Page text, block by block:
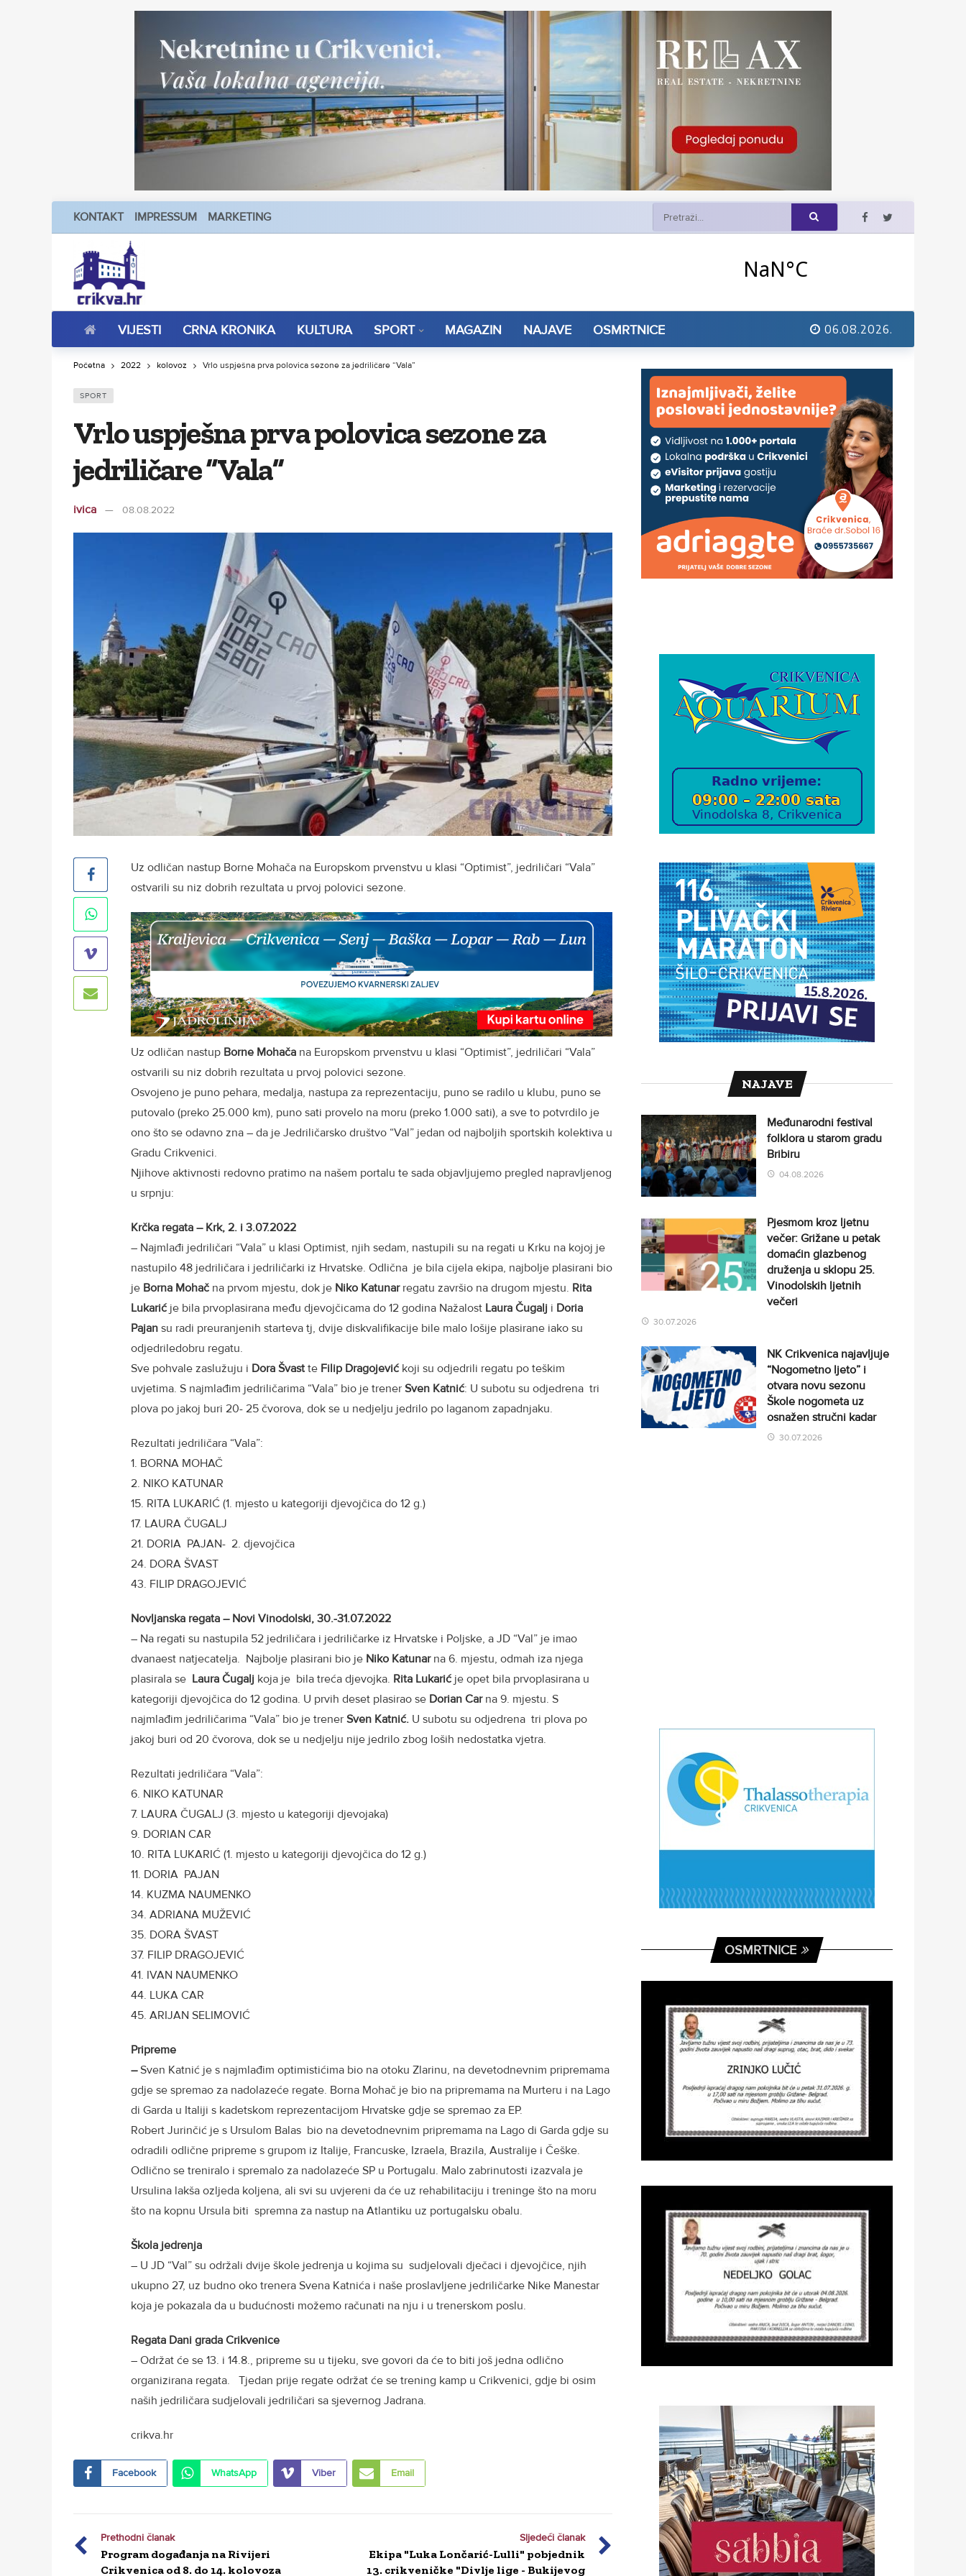
KONTAKT IMPRESSUM MARKETING
VIJESTI CRNA KRONIKA KULTURA SPORT MAGAZIN NAJAVE OSMRTNICE 06.08.2026.
Početna 2022 kolovoz Vrlo uspješna prva polovica sezone za jedriličare “Vala”
SPORT
Vrlo uspješna prva polovica sezone za
jedriličare “Vala”
ivica 08.08.2022
Uz odličan nastup Borne Mohača na Europskom prvenstvu u klasi “Optimist”, jedriličari “Vala”
ostvarili su niz dobrih rezultata u prvoj polovici sezone.
Uz odličan nastup Borne Mohača na Europskom prvenstvu u klasi “Optimist”, jedriličari “Vala”
ostvarili su niz dobrih rezultata u prvoj polovici sezone.
Osvojeno je puno pehara, medalja, nastupa za reprezentaciju, puno se radilo u klubu, puno se
putovalo (preko 25.000 km), puno sati provelo na moru (preko 1.000 sati), a sve to potvrdilo je
ono što se odavno zna – da je Jedriličarsko društvo “Val” jedan od najboljih sportskih kolektiva u
Gradu Crikvenici.
Njihove aktivnosti redovno pratimo na našem portalu te sada objavljujemo pregled napravljenog
u srpnju:
Krčka regata – Krk, 2. i 3.07.2022
– Najmlađi jedriličari “Vala” u klasi Optimist, njih sedam, nastupili su na regati u Krku na kojoj je
nastupilo 48 jedriličara i jedriličarki iz Hrvatske. Odlična je bila cijela ekipa, najbolje plasirani bio
je Borna Mohač na prvom mjestu, dok je Niko Katunarregatu završio na drugom mjestu. Rita
Lukarićje bila prvoplasirana među djevojčicama do 12 godina Nažalost Laura Čugalj i Doria
Pajan su radi preuranjenih starteva tj, dvije diskvalifikacije bile malo lošije plasirane iako su
odjedriledobru regatu.
Sve pohvale zaslužuju i Dora Švast te Filip Dragojevićkoji su odjedrili regatu po teškim
uvjetima. S najmlađim jedriličarima “Vala” bio je trener Sven Katnić: U subotu su odjedrena tri
plova po jakoj buri 20- 25 čvorova, dok se u nedjelju jedrilo po laganom zapadnjaku.
Rezultati jedriličara “Vala”:
1. BORNA MOHAČ
2. NIKO KATUNAR
15. RITA LUKARIĆ (1. mjesto u kategoriji djevojčica do 12 g.)
17. LAURA ČUGALJ
21. DORIA PAJAN- 2. djevojčica
24. DORA ŠVAST
43. FILIP DRAGOJEVIĆ
Novljanska regata – Novi Vinodolski, 30.-31.07.2022
– Na regati su nastupila 52 jedriličara i jedriličarke iz Hrvatske i Poljske, a JD “Val” je imao
dvanaest natjecatelja. Najbolje plasirani bio je Niko Katunarna 6. mjestu, odmah iza njega
plasirala se Laura Čugalj koja je bila treća djevojka. Rita Lukarićje opet bila prvoplasirana u
kategoriji djevojčica do 12 godina. U prvih deset plasirao se Dorian Carna 9. mjestu. S
najmlađim jedriličarima “Vala” bio je trener Sven Katnić. U subotu su odjedrena tri plova po
jakoj buri od 20 čvorova, dok se u nedjelju nije jedrilo zbog loših nedostatka vjetra.
Rezultati jedriličara “Vala”:
6. NIKO KATUNAR
7. LAURA ČUGALJ (3. mjesto u kategoriji djevojaka)
9. DORIAN CAR
10. RITA LUKARIĆ (1. mjesto u kategoriji djevojčica do 12 g.)
11. DORIA PAJAN
14. KUZMA NAUMENKO
34. ADRIANA MUŽEVIĆ
35. DORA ŠVAST
37. FILIP DRAGOJEVIĆ
41. IVAN NAUMENKO
44. LUKA CAR
45. ARIJAN SELIMOVIĆ
Pripreme
–Sven Katnić je s najmlađim optimistićima bio na otoku Zlarinu, na devetodnevnim pripremama
gdje se spremao za nadolazeće regate. Borna Mohač je bio na pripremama na Murteru i na Lago
di Garda u Italiji s kadetskom reprezentacijom Hrvatske gdje se spremao za EP.
Robert Jurinčić je s Ursulom Balas bio na devetodnevnim pripremama na Lago di Garda gdje su
odradili odlične pripreme s grupom iz Italije, Francuske, Izraela, Brazila, Australije i Češke.
Odlično se treniralo i spremalo za nadolazeće SP u Portugalu. Malo zabrinutosti izazvala je
Ursulina lakša ozljeda koljena, ali svi su uvjereni da će uz rehabilitaciju i treninge što na moru
što na kopnu Ursula biti spremna za nastup na Atlantiku uz portugalsku obalu.
Škola jedrenja
– U JD “Val” su održali dvije škole jedrenja u kojima su sudjelovali dječaci i djevojčice, njih
ukupno 27, uz budno oko trenera Svena Katnića i naše proslavljene jedriličarke Nike Manestar
koja je pokazala da u budućnosti možemo računati na nju i u trenerskom poslu.
Regata Dani grada Crikvenice
– Održat će se 13. i 14.8., pripreme su u tijeku, sve govori da će to biti još jedna odlično
organizirana regata. Tjedan prije regate održat će se trening kamp u Crikvenici, gdje bi osim
naših jedriličara sudjelovali jedriličari sa sjevernog Jadrana.
crikva.hr
Facebook WhatsApp Viber Email
Prethodni članak
Program događanja na Rivijeri
Crikvenica od 8. do 14. kolovoza
Sljedeći članak
Ekipa "Luka Lončarić-Lulli" pobjednik
13. crikveničke "Divlje lige - Bukijevog
NAJAVE
Međunarodni festival
folklora u starom gradu
Bribiru
04.08.2026
Pjesmom kroz ljetnu
večer: Grižane u petak
domaćin glazbenog
druženja u sklopu 25.
Vinodolskih ljetnih
večeri
30.07.2026
NK Crikvenica najavljuje
“Nogometno ljeto” i
otvara novu sezonu
Škole nogometa uz
osnažen stručni kadar
30.07.2026
OSMRTNICE